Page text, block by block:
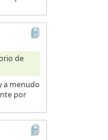
de
a menudo
por